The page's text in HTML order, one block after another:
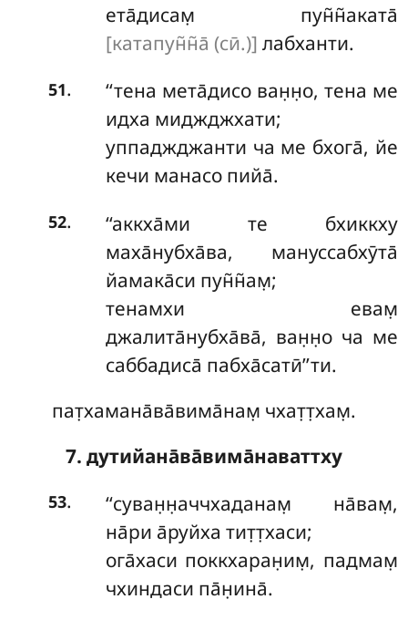
ета̄дисам̣ пун̃н̃аката̄
[катапун̃н̃а̄ (сӣ.)] лабханти.
51. ‘‘тена мета̄дисо ван̣н̣о, тена ме
идха миджджхати;
уппаджджанти ча ме бхога̄, йе
кечи манасо пийа̄.
52.
‘‘аккха̄ми те бхиккху
маха̄нубха̄ва, мануссабхӯта̄
йамака̄си пун̃н̃ам̣;
тенамхи евам̣
джалита̄нубха̄ва̄, ван̣н̣о ча ме
саббадиса̄ пабха̄сатӣ’’ти.
пат̣хамана̄ва̄вима̄нам̣ чхат̣т̣хам̣.
7. дутийана̄ва̄вима̄наваттху
53. ‘‘суван̣н̣аччхаданам̣ на̄вам̣,
на̄ри а̄руйха тит̣т̣хаси;
ога̄хаси поккхаран̣им̣, падмам̣
чхиндаси па̄н̣ина̄.